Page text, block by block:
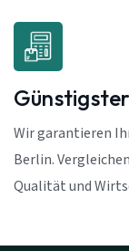
Wir garantieren
Berlin.
Qualität und